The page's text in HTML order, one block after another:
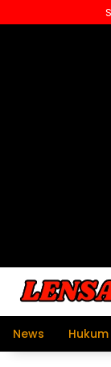
ke
News